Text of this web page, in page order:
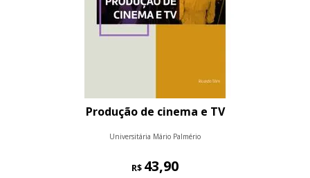
Produção de cinema e TV
Universitária Mário Palmério
R$ 43,90